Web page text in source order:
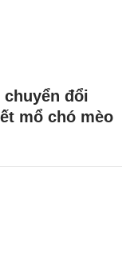
chuyển đổi
mổ chó mèo